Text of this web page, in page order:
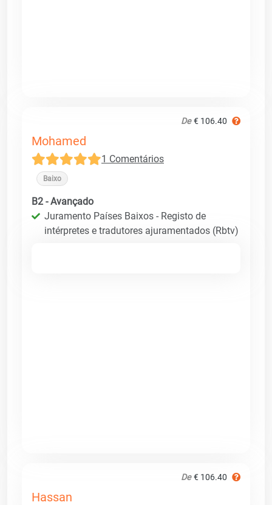
De € 106.40
Mohamed
1 Comentários
Baixo
B2 - Avançado
Juramento Países Baixos - Registo de
intérpretes e tradutores ajuramentados (Rbtv)
De € 106.40
Hassan